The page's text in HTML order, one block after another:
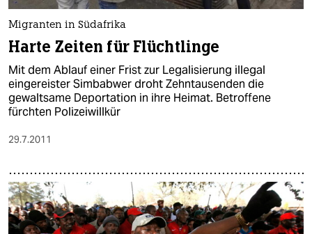
Migranten in Südafrika
Harte Zeiten für Flüchtlinge
Mit dem Ablauf einer Frist zur Legalisierung illegal
eingereister Simbabwer droht Zehntausenden die
gewaltsame Deportation in ihre Heimat. Betroffene
fürchten Polizeiwillkür
29.7.2011